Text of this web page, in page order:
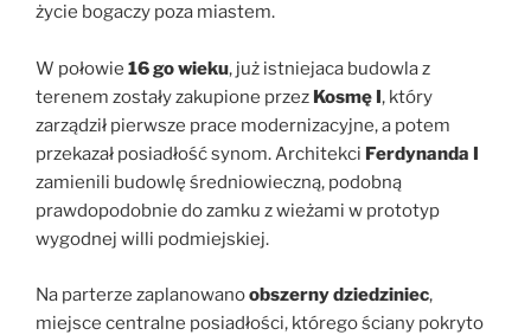
życie bogaczy poza miastem.
W połowie 16 go wieku, już istniejaca budowla z
terenem zostały zakupione przez Kosmę I, który
zarządził pierwsze prace modernizacyjne, a potem
przekazał posiadłość synom. Architekci Ferdynanda I
zamienili budowlę średniowieczną, podobną
prawdopodobnie do zamku z wieżami w prototyp
wygodnej willi podmiejskiej.
Na parterze zaplanowanoobszerny dziedziniec,
miejsce centralne posiadłości, którego ściany pokryto